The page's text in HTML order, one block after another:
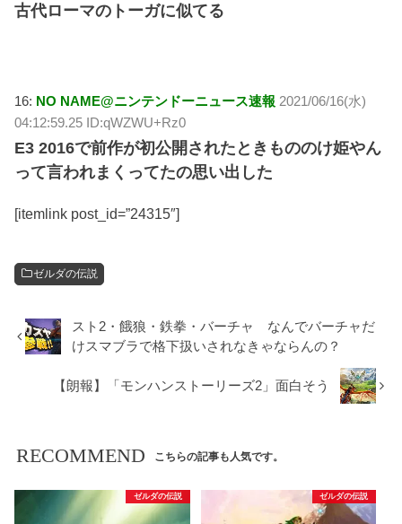
古代ローマのトーガに似てる
16: NO NAME@ニンテンドーニュース速報 2021/06/16(水)
04:12:59.25 ID:qWZWU+Rz0
E3 2016で前作が初公開されたときもののけ姫やん
って言われまくってたの思い出した
[itemlink post_id=”24315″]
ゼルダの伝説
スト2・餓狼・鉄拳・バーチャ なんでバーチャだ
けスマブラで格下扱いされなきゃならんの？
【朗報】「モンハンストーリーズ2」面白そう
RECOMMEND こちらの記事も人気です。
ゼルダの伝説 ゼルダの伝説